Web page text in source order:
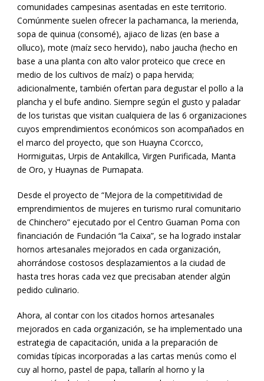
comunidades campesinas asentadas en este territorio.
Comúnmente suelen ofrecer la pachamanca, la merienda,
sopa de quinua (consomé), ajiaco de lizas (en base a
olluco), mote (maíz seco hervido), nabo jaucha (hecho en
base a una planta con alto valor proteico que crece en
medio de los cultivos de maíz) o papa hervida;
adicionalmente, también ofertan para degustar el pollo a la
plancha y el bufe andino. Siempre según el gusto y paladar
de los turistas que visitan cualquiera de las 6 organizaciones
cuyos emprendimientos económicos son acompañados en
el marco del proyecto, que son Huayna Ccorcco,
Hormiguitas, Urpis de Antakillca, Virgen Purificada, Manta
de Oro, y Huaynas de Pumapata.
Desde el proyecto de “Mejora de la competitividad de
emprendimientos de mujeres en turismo rural comunitario
de Chinchero” ejecutado por el Centro Guaman Poma con
financiación de Fundación “la Caixa”, se ha logrado instalar
hornos artesanales mejorados en cada organización,
ahorrándose costosos desplazamientos a la ciudad de
hasta tres horas cada vez que precisaban atender algún
pedido culinario.
Ahora, al contar con los citados hornos artesanales
mejorados en cada organización, se ha implementado una
estrategia de capacitación, unida a la preparación de
comidas típicas incorporadas a las cartas menús como el
cuy al horno, pastel de papa, tallarín al horno y la